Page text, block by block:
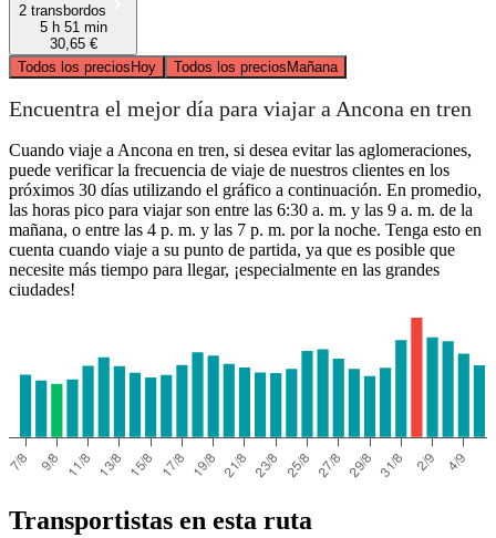
2 transbordos
5 h 51 min
30,65 €
Todos los preciosHoy Todos los preciosMañana
Encuentra el mejor día para viajar a Ancona en tren
Cuando viaje a Ancona en tren, si desea evitar las aglomeraciones,
puede verificar la frecuencia de viaje de nuestros clientes en los
próximos 30 días utilizando el gráfico a continuación. En promedio,
las horas pico para viajar son entre las 6:30 a. m. y las 9 a. m. de la
mañana, o entre las 4 p. m. y las 7 p. m. por la noche. Tenga esto en
cuenta cuando viaje a su punto de partida, ya que es posible que
necesite más tiempo para llegar, ¡especialmente en las grandes
ciudades!
Transportistas en esta ruta